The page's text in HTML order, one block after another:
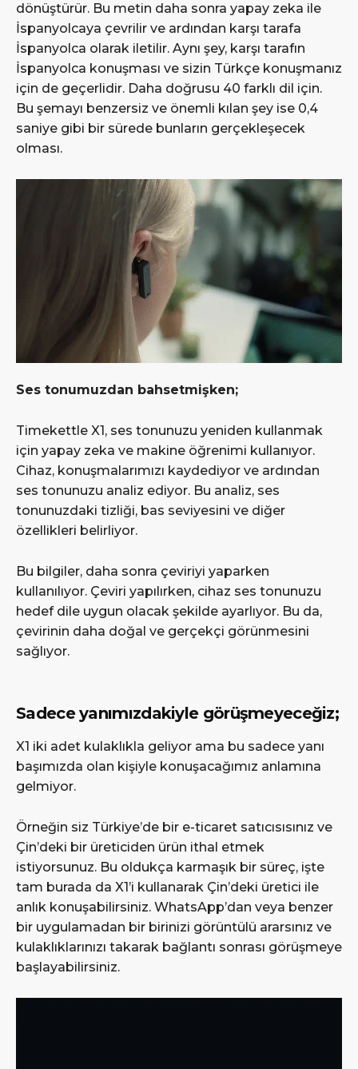
dönüştürür. Bu metin daha sonra yapay zeka ile
İspanyolcaya çevrilir ve ardından karşı tarafa
İspanyolca olarak iletilir. Aynı şey, karşı tarafın
İspanyolca konuşması ve sizin Türkçe konuşmanız
için de geçerlidir. Daha doğrusu 40 farklı dil için.
Bu şemayı benzersiz ve önemli kılan şey ise 0,4
saniye gibi bir sürede bunların gerçekleşecek
olması.
Ses tonumuzdan bahsetmişken;
Timekettle X1, ses tonunuzu yeniden kullanmak
için yapay zeka ve makine öğrenimi kullanıyor.
Cihaz, konuşmalarımızı kaydediyor ve ardından
ses tonunuzu analiz ediyor. Bu analiz, ses
tonunuzdaki tizliği, bas seviyesini ve diğer
özellikleri belirliyor.
Bu bilgiler, daha sonra çeviriyi yaparken
kullanılıyor. Çeviri yapılırken, cihaz ses tonunuzu
hedef dile uygun olacak şekilde ayarlıyor. Bu da,
çevirinin daha doğal ve gerçekçi görünmesini
sağlıyor.
Sadece yanımızdakiyle görüşmeyeceğiz;
X1 iki adet kulaklıkla geliyor ama bu sadece yanı
başımızda olan kişiyle konuşacağımız anlamına
gelmiyor.
Örneğin siz Türkiye’de bir e-ticaret satıcısısınız ve
Çin’deki bir üreticiden ürün ithal etmek
istiyorsunuz. Bu oldukça karmaşık bir süreç, işte
tam burada da X1’i kullanarak Çin’deki üretici ile
anlık konuşabilirsiniz. WhatsApp’dan veya benzer
bir uygulamadan bir birinizi görüntülü ararsınız ve
kulaklıklarınızı takarak bağlantı sonrası görüşmeye
başlayabilirsiniz.